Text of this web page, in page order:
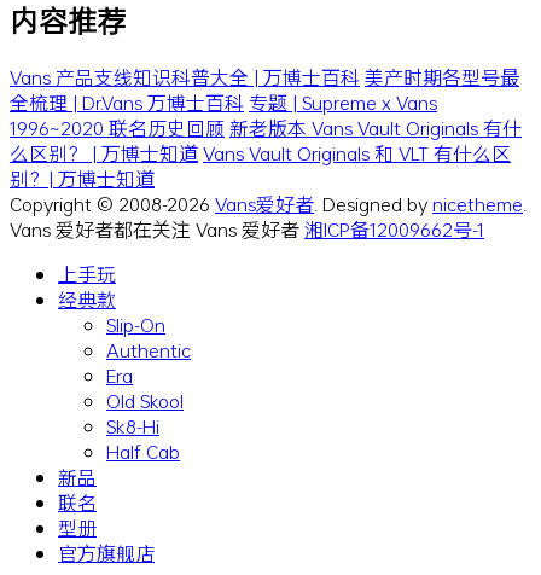
内容推荐
Vans 产品支线知识科普大全 | 万博士百科美产时期各型号最
全梳理 | Dr.Vans 万博士百科 专题 | Supreme x Vans
1996~2020 联名历史回顾 新老版本 Vans Vault Originals 有什
么区别？ | 万博士知道Vans Vault Originals 和 VLT 有什么区
别？| 万博士知道
Copyright © 2008-2026 Vans爱好者. Designed bynicetheme.
Vans 爱好者都在关注 Vans 爱好者湘ICP备12009662号-1
上手玩
经典款
Slip-On
Authentic
Era
Old Skool
Sk8-Hi
Half Cab
新品
联名
型册
官方旗舰店